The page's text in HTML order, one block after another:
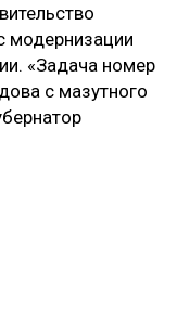
модернизации
«Задача номер
с мазутного